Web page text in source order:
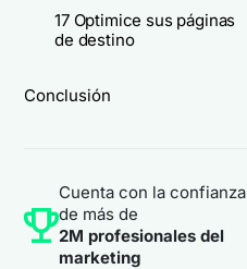
17 Optimice sus páginas
de destino
Conclusión
Cuenta con la confianza
de más de
2M profesionales del
marketing